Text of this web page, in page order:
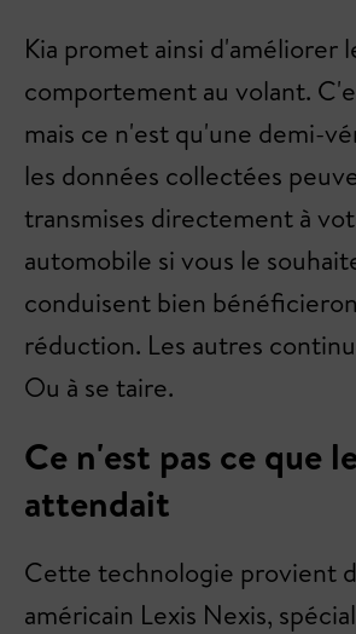
Kia promet ainsi d'améliorer
comportement au volant.
mais ce n'est qu'une demi-
les données collectées
transmises directement à
automobile si vous le
conduisent bien
réduction. Les autres
Ou à se taire.
Ce n'est pas ce que
attendait
Cette technologie provient
américain Lexis Nexis,